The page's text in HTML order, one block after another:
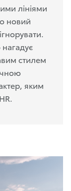
лініями
новий
стилем
яким